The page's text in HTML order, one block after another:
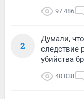
97 486
2
Думали,
следствие
убийства
40 038